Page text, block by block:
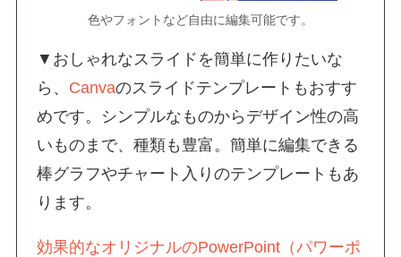
色やフォントなど自由に編集可能です。
▼おしゃれなスライドを簡単に作りたいな
ら、 Canvaのスライドテンプレートもおすす
めです。シンプルなものからデザイン性の高
いものまで、種類も豊富。簡単に編集できる
棒グラフやチャート入りのテンプレートもあ
ります。
効果的なオリジナルのPowerPoint（パワーポ